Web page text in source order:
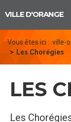
VILLE D'ORANGE
Vous êtes ici : ville-
Les Chorégies
LES
Les